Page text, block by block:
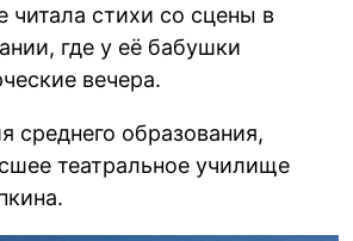
читала стихи со сцены в
где у её бабушки
вечера.
среднего образования,
театральное училище